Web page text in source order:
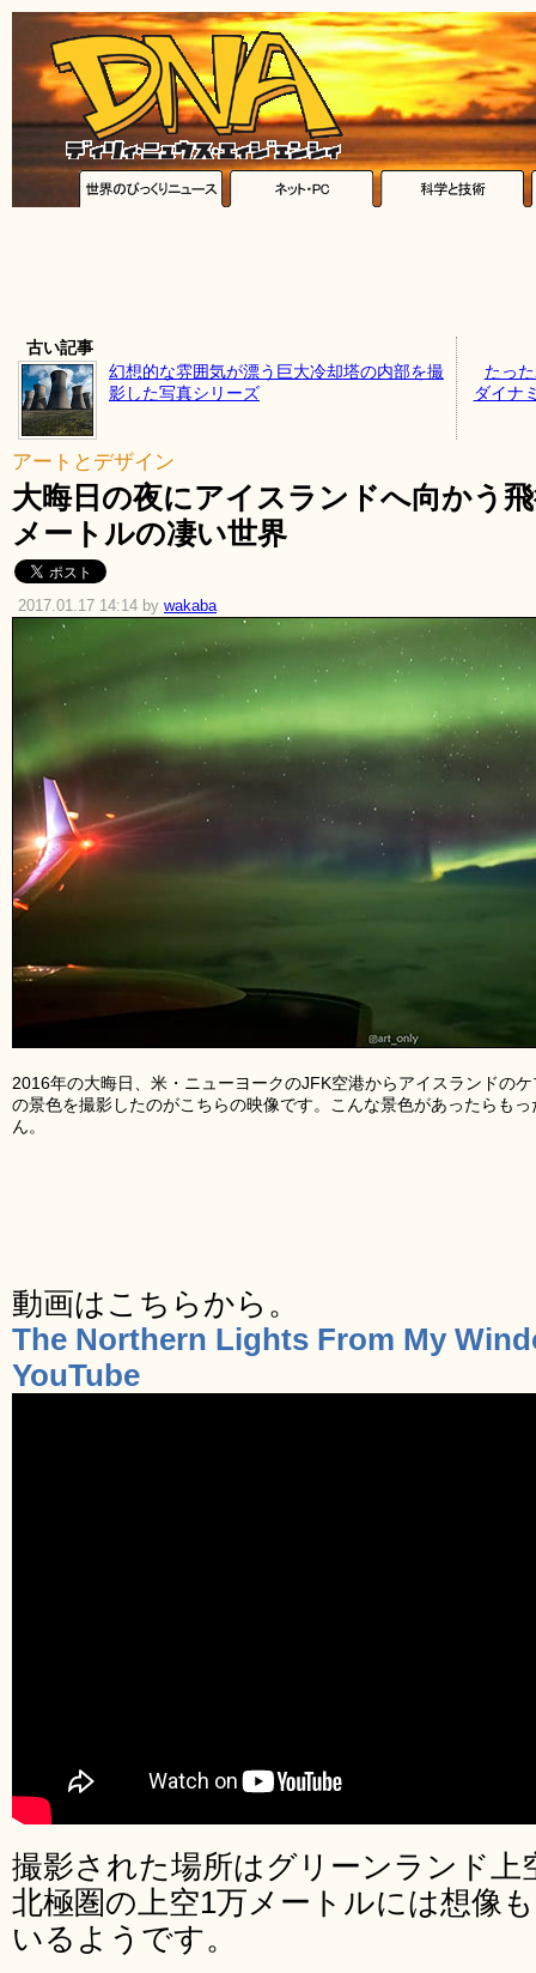
古い記事
幻想的な雰囲気が漂う巨大冷却塔の内部を撮
影した写真シリーズ
たっ
ダイナ
アートとデザイン
大晦日の夜にアイスランドへ向かう
メートルの凄い世界
2017.01.17 14:14 by wakaba
2016年の大晦日、米・ニューヨークのJFK空港からアイスランドの
の景色を撮影したのがこちらの映像です。こんな景色があったらも
ん。
動画はこちらから。
The Northern Lights From My
YouTube
撮影された場所はグリーンランド
北極圏の上空1万メートルには想像
いるようです。